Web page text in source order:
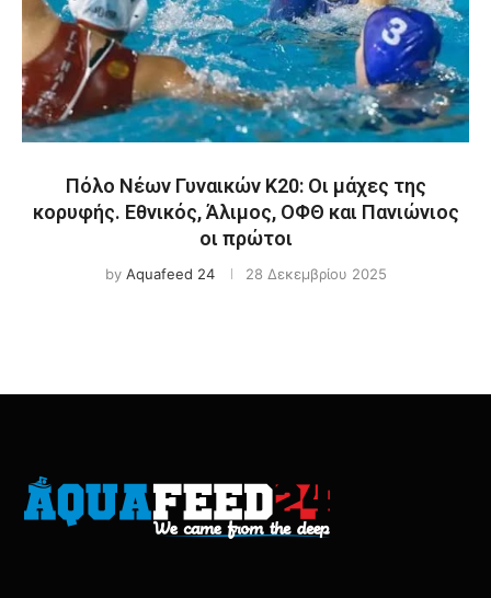
Πόλο Νέων Γυναικών Κ20: Οι μάχες της
κορυφής. Εθνικός, Άλιμος, ΟΦΘ και Πανιώνιος
οι πρώτοι
by Aquafeed 24 28 Δεκεμβρίου 2025